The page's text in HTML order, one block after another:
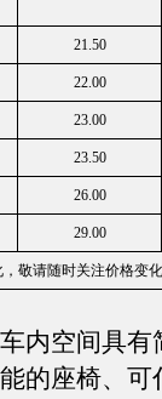
21.50
22.00
23.00
23.50
26.00
29.00
，敬请随时关注价格变化
空间具有
的座椅、可